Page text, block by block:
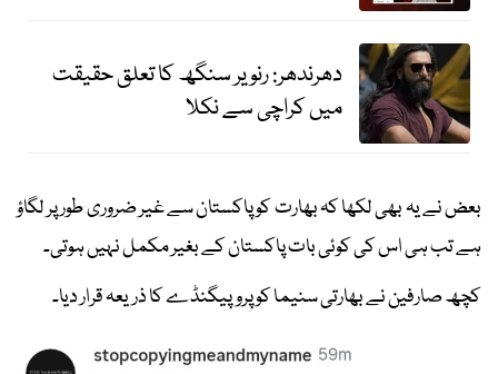
دھرندھر: رنویر سنگھ کا تعلق حقیقت
میں کراچی سے نکلا
بعض نے یہ بھی لکھا کہ بھارت کو پاکستان سے غیر ضروری طور پر لگاؤ
ہے تب ہی اس کی کوئی بات پاکستان کے بغیر مکمل نہیں ہوتی۔
کچھ صارفین نے بھارتی سنیما کو پروپیگنڈے کا ذریعہ قرار دیا۔